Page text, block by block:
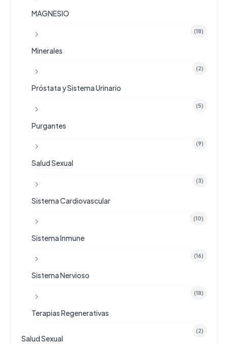
MAGNESIO
(18)
Minerales
(2)
Próstata y Sistema Urinario
(5)
Purgantes
(9)
Salud Sexual
(3)
Sistema Cardiovascular
(10)
Sistema Inmune
(16)
Sistema Nervioso
(18)
Terapias Regenerativas
(2)
Salud Sexual